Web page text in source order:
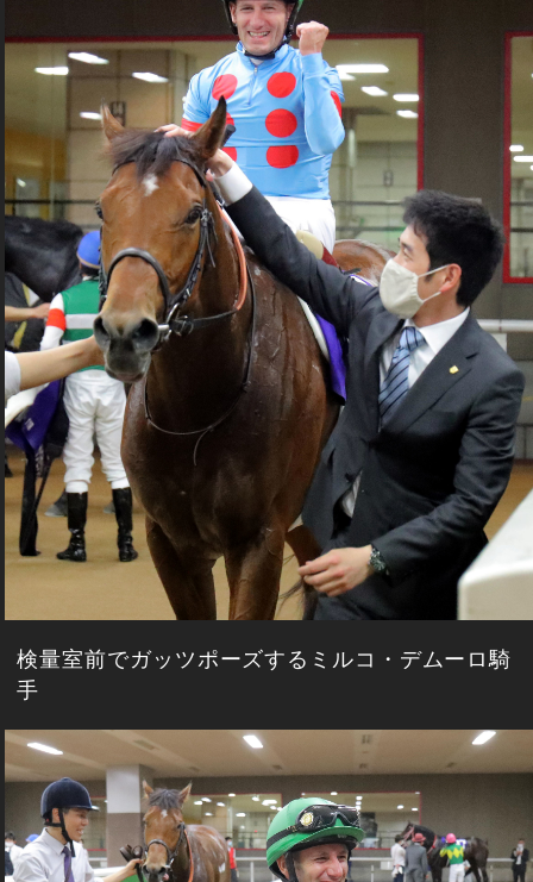
検量室前でガッツポーズするミルコ・デムーロ騎
手